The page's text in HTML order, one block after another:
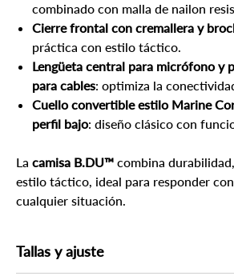
combinado con malla de nailon
Cierre frontal con cremallera y
práctica con estilo táctico.
Lengüeta central para micrófono y
para cables: optimiza la
Cuello convertible estilo Marine
perfil bajo: diseño clásico con
La camisa B.DU™ combina
estilo táctico, ideal para responder
cualquier situación.
Tallas y ajuste